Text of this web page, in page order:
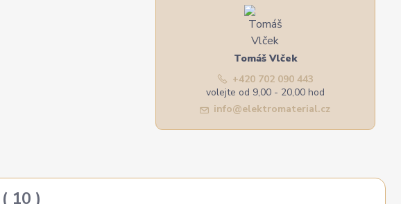
Tomáš Vlček
+420 702 090 443
volejte od 9,00 - 20,00 hod
info@elektromaterial.cz
10